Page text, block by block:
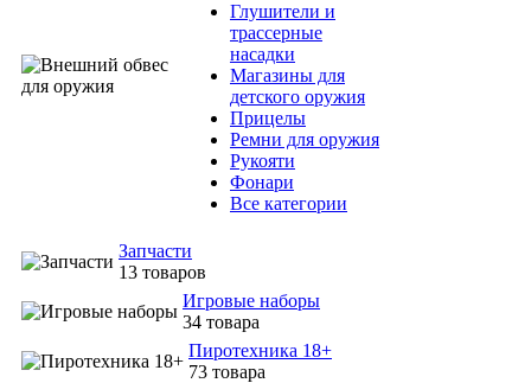
Глушители и
трассерные
насадки
Магазины для
детского оружия
Прицелы
Ремни для оружия
Рукояти
Фонари
Все категории
Запчасти
13 товаров
Игровые наборы
34 товара
Пиротехника 18+
73 товара